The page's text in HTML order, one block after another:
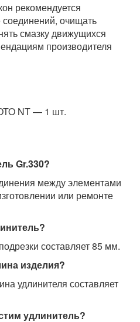
рекомендуется
соединений, очищать
смазку движущихся
производителя
NT — 1 шт.
Gr.330?
между элементами
или ремонте
составляет 85 мм.
изделия?
удлинителя составляет
удлинитель?